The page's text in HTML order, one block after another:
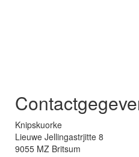
Knipskuorke
Lieuwe Jellingastrjitte 8
9055 MZ Britsum